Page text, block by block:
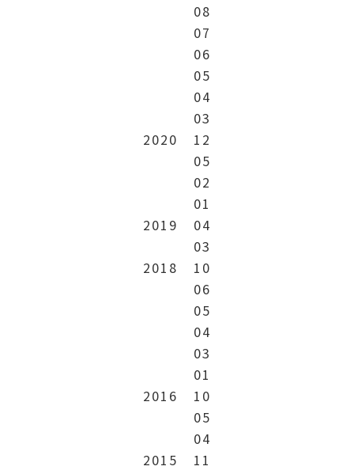
08
07
06
05
04
03
2020
12
05
02
01
2019
04
03
2018
10
06
05
04
03
01
2016
10
05
04
2015
11